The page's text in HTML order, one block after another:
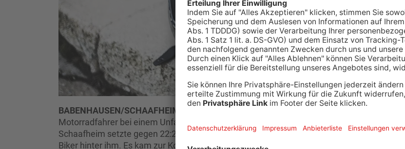
BABENHAUSEN/SCHAAFHEIM.
Zwischen Babenhausen und Schaafheim ist am Abend ein
Motorradfahrer bei einem Unfall verletzt worden. Ein 32-jähriger Autofahrer aus
Schaafheim setzte gegen 22:20 Uhr zum Überholen an – zeitgleich mit dem 22-Jährigen
Biker hinter ihm. Es kam zur Kollision, dabei verletzte sich der Motorradfahrer aus